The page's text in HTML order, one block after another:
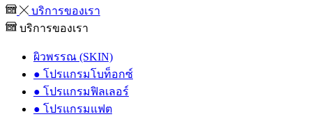
บริการของเรา
บริการของเรา
ผิวพรรณ (SKIN)
● โปรแกรมโบท็อกซ์
● โปรแกรมฟิลเลอร์
● โปรแกรมแฟต